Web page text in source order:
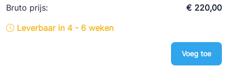
Frigomec
AWA
Over ons
Contact
Log in
Bruto prijs:
€ 220,00
Leverbaar in 4 - 6 weken
Voeg toe